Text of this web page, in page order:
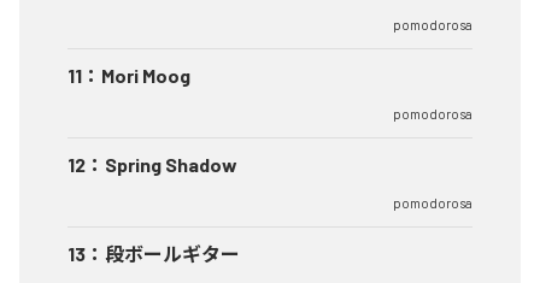
pomodorosa
11 ： Mori Moog
pomodorosa
12 ： Spring Shadow
pomodorosa
13 ： 段ボールギター